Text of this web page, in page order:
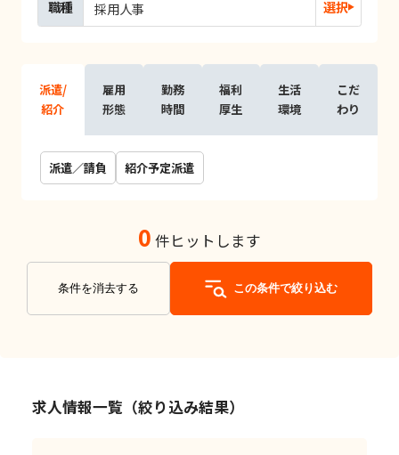
職種 採用人事 選択
派遣/
紹介
雇用
形態
勤務
時間
福利
厚生
生活
環境
こだ
わり
派遣／請負 紹介予定派遣
0 件ヒットします
条件を消去する この条件で絞り込む
求人情報一覧（絞り込み結果）